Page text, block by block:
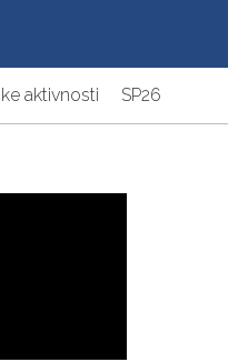
aktivnosti SP26